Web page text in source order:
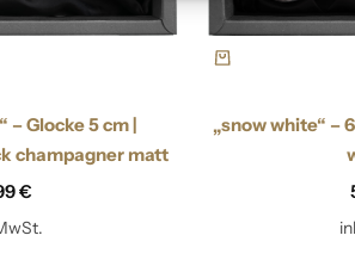
– Glocke 5 cm |
champagner matt
€
„snow white“ –